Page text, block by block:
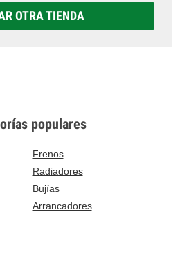
OTRA TIENDA
populares
Frenos
Radiadores
Bujías
Arrancadores